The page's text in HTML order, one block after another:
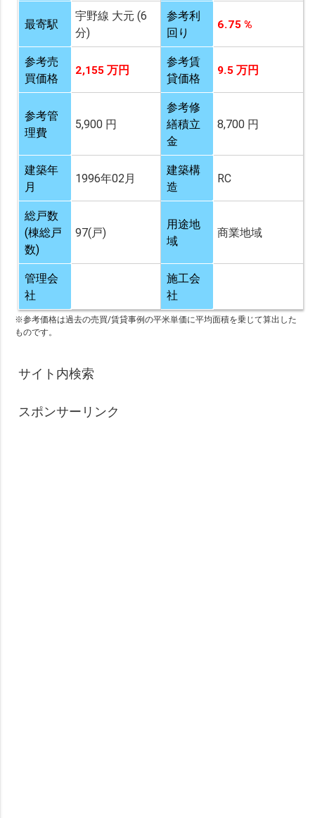
最寄駅
宇野線 大元 (6
分)
参考利
回り
6.75 %
参考売
買価格
2,155 万円
参考賃
貸価格
9.5 万円
参考管
理費
5,900 円
参考修
繕積立
金
8,700 円
建築年
月
1996年02月
建築構
造
RC
総戸数
(棟総戸
数)
97(戸)
用途地
域
商業地域
管理会
社
施工会
社
※参考価格は過去の売買/賃貸事例の平米単価に平均面積を乗じて算出した
ものです。
サイト内検索
スポンサーリンク